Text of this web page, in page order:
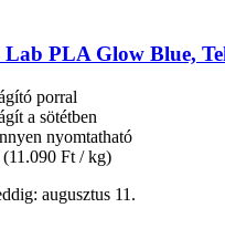
Lab PLA Glow Blue,
porral
a sötétben
nyomtatható
(11.090 Ft / kg)
augusztus 11.